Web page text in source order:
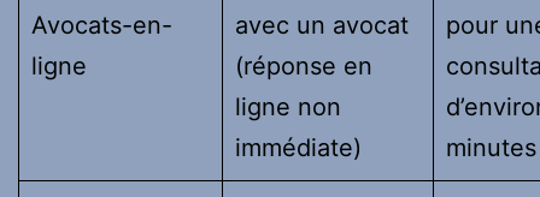
Avocats-en-
ligne
avec un avocat
(réponse en
ligne non
immédiate)
pour
minutes